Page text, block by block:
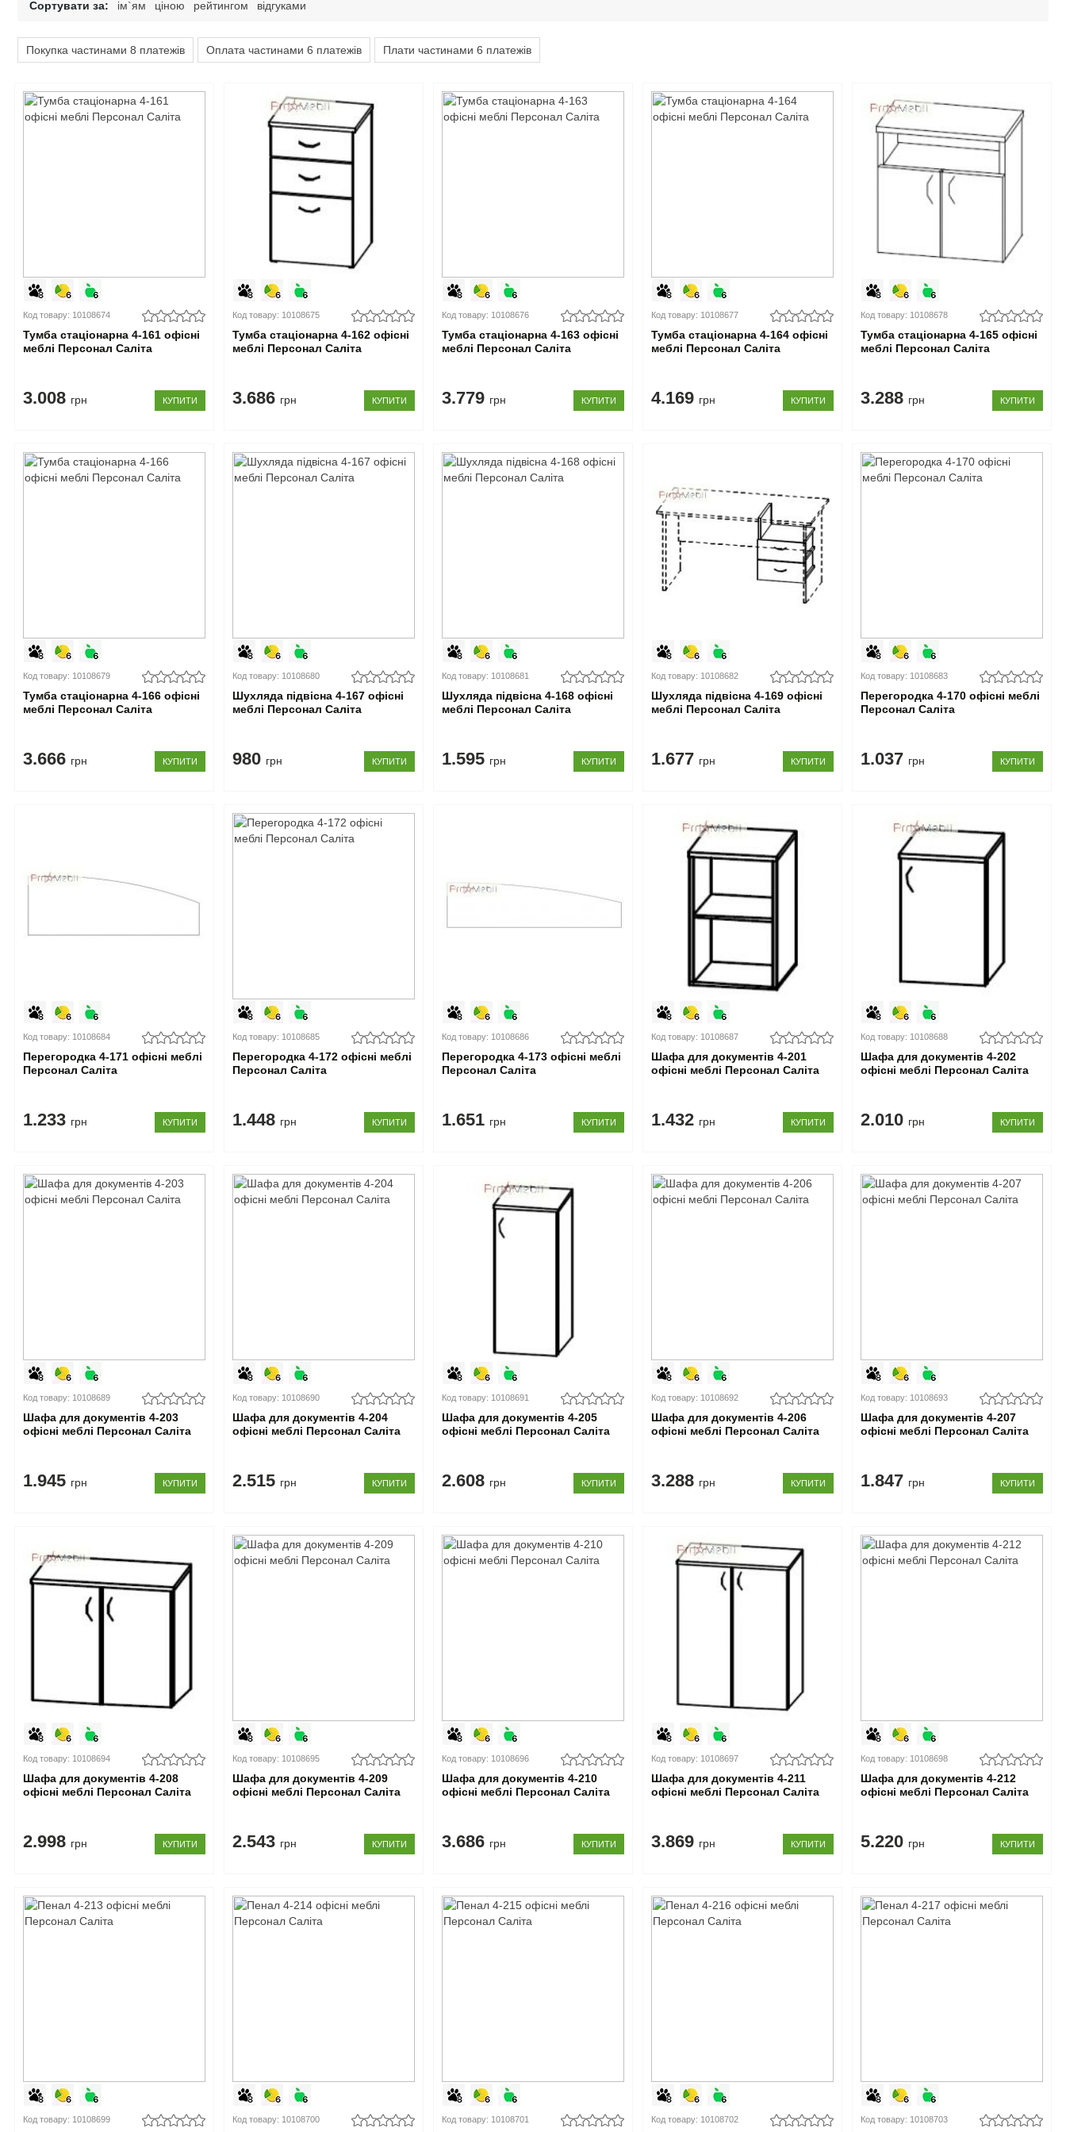
Сортувати за: ім`ям ціною рейтингом відгуками
Покупка частинами 8 платежів Оплата частинами 6 платежів Плати частинами 6 платежів
Код товару: 10108674
Тумба стаціонарна 4-161 офісні
меблі Персонал Саліта
3.008 грн КУПИТИ
Код товару: 10108675
Тумба стаціонарна 4-162 офісні
меблі Персонал Саліта
3.686 грн КУПИТИ
Код товару: 10108676
Тумба стаціонарна 4-163 офісні
меблі Персонал Саліта
3.779 грн КУПИТИ
Код товару: 10108677
Тумба стаціонарна 4-164 офісні
меблі Персонал Саліта
4.169 грн КУПИТИ
Код товару: 10108678
Тумба стаціонарна 4-165 офісні
меблі Персонал Саліта
3.288 грн КУПИТИ
Код товару: 10108679
Тумба стаціонарна 4-166 офісні
меблі Персонал Саліта
3.666 грн КУПИТИ
Код товару: 10108680
Шухляда підвісна 4-167 офісні
меблі Персонал Саліта
980 грн КУПИТИ
Код товару: 10108681
Шухляда підвісна 4-168 офісні
меблі Персонал Саліта
1.595 грн КУПИТИ
Код товару: 10108682
Шухляда підвісна 4-169 офісні
меблі Персонал Саліта
1.677 грн КУПИТИ
Код товару: 10108683
Перегородка 4-170 офісні меблі
Персонал Саліта
1.037 грн КУПИТИ
Код товару: 10108684
Перегородка 4-171 офісні меблі
Персонал Саліта
1.233 грн КУПИТИ
Код товару: 10108685
Перегородка 4-172 офісні меблі
Персонал Саліта
1.448 грн КУПИТИ
Код товару: 10108686
Перегородка 4-173 офісні меблі
Персонал Саліта
1.651 грн КУПИТИ
Код товару: 10108687
Шафа для документів 4-201
офісні меблі Персонал Саліта
1.432 грн КУПИТИ
Код товару: 10108688
Шафа для документів 4-202
офісні меблі Персонал Саліта
2.010 грн КУПИТИ
Код товару: 10108689
Шафа для документів 4-203
офісні меблі Персонал Саліта
1.945 грн КУПИТИ
Код товару: 10108690
Шафа для документів 4-204
офісні меблі Персонал Саліта
2.515 грн КУПИТИ
Код товару: 10108691
Шафа для документів 4-205
офісні меблі Персонал Саліта
2.608 грн КУПИТИ
Код товару: 10108692
Шафа для документів 4-206
офісні меблі Персонал Саліта
3.288 грн КУПИТИ
Код товару: 10108693
Шафа для документів 4-207
офісні меблі Персонал Саліта
1.847 грн КУПИТИ
Код товару: 10108694
Шафа для документів 4-208
офісні меблі Персонал Саліта
2.998 грн КУПИТИ
Код товару: 10108695
Шафа для документів 4-209
офісні меблі Персонал Саліта
2.543 грн КУПИТИ
Код товару: 10108696
Шафа для документів 4-210
офісні меблі Персонал Саліта
3.686 грн КУПИТИ
Код товару: 10108697
Шафа для документів 4-211
офісні меблі Персонал Саліта
3.869 грн КУПИТИ
Код товару: 10108698
Шафа для документів 4-212
офісні меблі Персонал Саліта
5.220 грн КУПИТИ
Код товару: 10108699 Код товару: 10108700 Код товару: 10108701 Код товару: 10108702 Код товару: 10108703
Дитячі стільчики
Тумби для ванної під дерево
Унітази
Душові гарнітури